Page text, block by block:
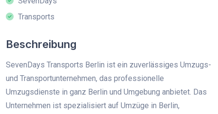
Transports
Beschreibung
SevenDays Transports Berlin ist ein zuverlässiges Umzugs-
und Transportunternehmen, das professionelle
Umzugsdienste in ganz Berlin und Umgebung anbietet. Das
Unternehmen ist spezialisiert auf Umzüge in Berlin,